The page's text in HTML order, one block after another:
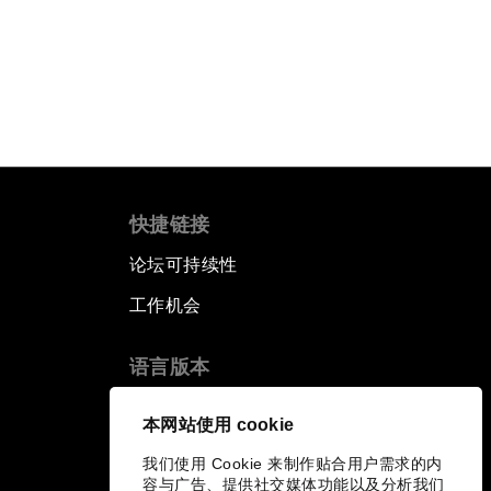
本网站使用 cookie
我们使用 Cookie 来制作贴合用户需求的内
容与广告、提供社交媒体功能以及分析我们
快捷链接
论坛可持续性
工作机会
语言版本